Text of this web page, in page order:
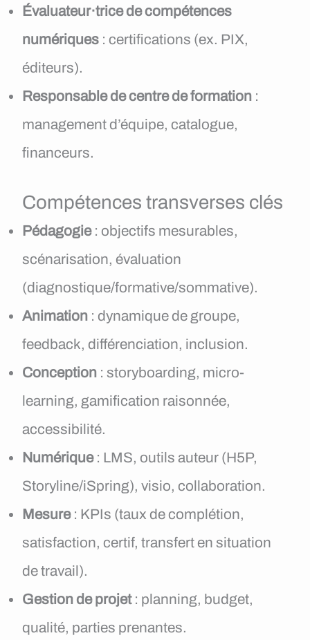
Évaluateur·trice de compétences
numériques : certifications (ex. PIX,
éditeurs).
Responsable de centre de formation :
management d’équipe, catalogue,
financeurs.
Compétences transverses clés
Pédagogie: objectifs mesurables,
scénarisation, évaluation
(diagnostique/formative/sommative).
Animation : dynamique de groupe,
feedback, différenciation, inclusion.
Conception : storyboarding, micro-
learning, gamification raisonnée,
accessibilité.
Numérique: LMS, outils auteur (H5P,
Storyline/iSpring), visio, collaboration.
Mesure: KPIs (taux de complétion,
satisfaction, certif, transfert en situation
de travail).
Gestion de projet: planning, budget,
qualité, parties prenantes.